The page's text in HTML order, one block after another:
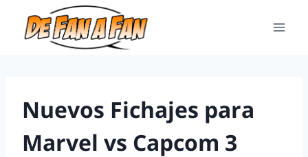
Nuevos Fichajes para
Marvel vs Capcom 3